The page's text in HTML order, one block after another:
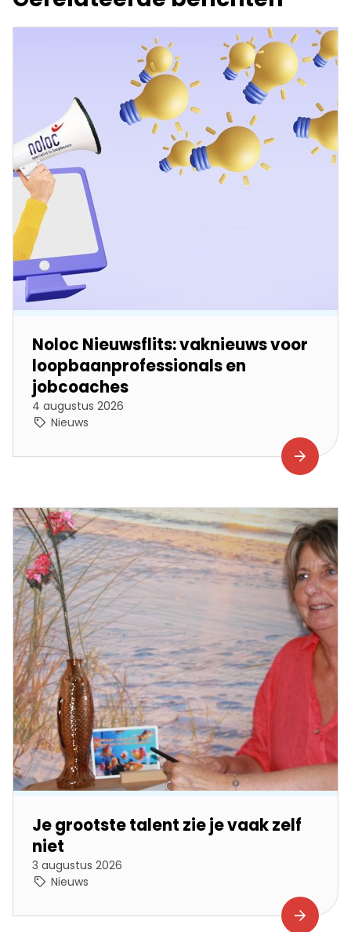
Noloc Nieuwsflits: vaknieuws voor
loopbaanprofessionals en
jobcoaches
4 augustus 2026
Nieuws
Je grootste talent zie je vaak zelf
niet
3 augustus 2026
Nieuws